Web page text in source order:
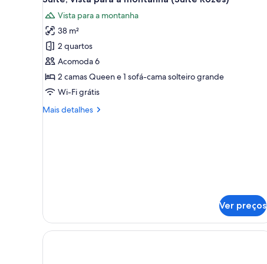
todas
as
fotos
de
Suíte,
vista
para
montanha
Vista para a montanha
38 m²
2 quartos
Acomoda 6
2 camas Queen e 1 sofá-cama solteiro grande
Wi-Fi grátis
Mais detalhes
Mais
Ver preços